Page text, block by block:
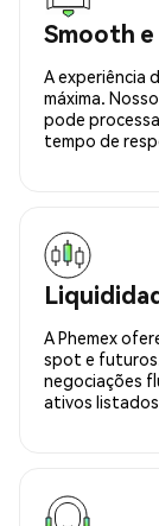
Smooth
A experiência
máxima.
pode
tempo de
A Phemex
spot e
negociações
ativos listados.